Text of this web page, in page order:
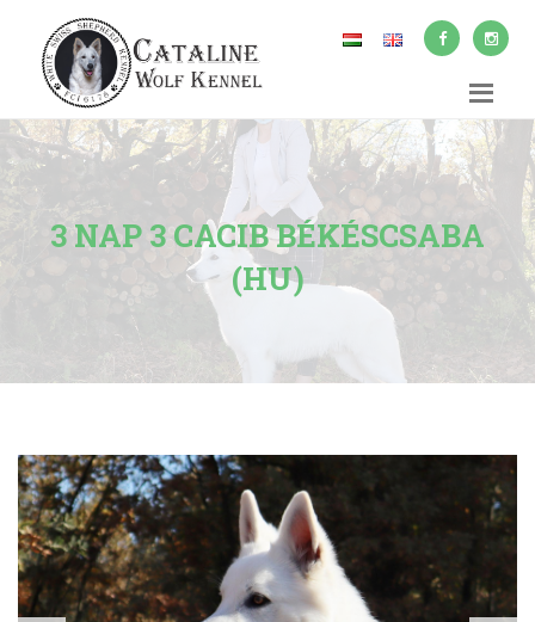
3 NAP 3 CACIB BÉKÉSCSABA
(HU)